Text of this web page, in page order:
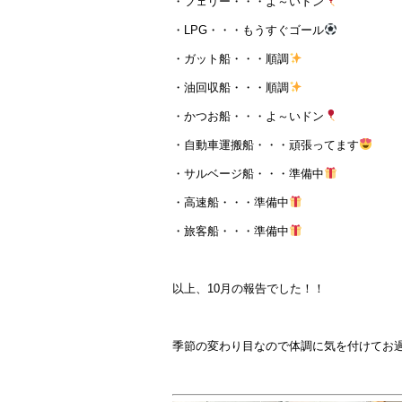
・LPG・・・もうすぐゴール
・ガット船・・・順調
・油回収船・・・順調
・かつお船・・・よ～いドン
・自動車運搬船・・・頑張ってます
・サルベージ船・・・準備中
・高速船・・・準備中
・旅客船・・・準備中
以上、10月の報告でした！！
季節の変わり目なので体調に気を付けてお